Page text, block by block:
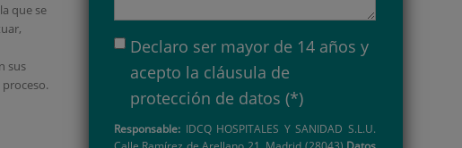
Declaro ser mayor de 14 años y
acepto la cláusula de
protección de datos (*)
Responsable: IDCQ HOSPITALES Y SANIDAD S.L.U.
que se
sus